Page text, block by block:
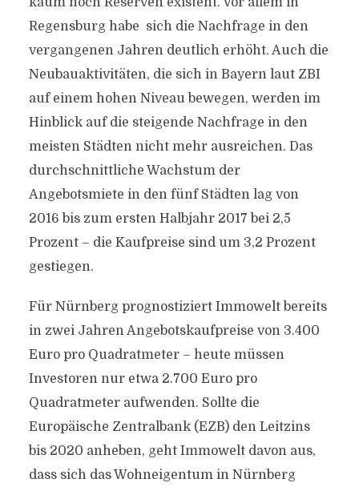
Regensburg habe sich die Nachfrage in den
vergangenen Jahren deutlich erhöht. Auch die
Neubauaktivitäten, die sich in Bayern laut ZBI
auf einem hohen Niveau bewegen, werden im
Hinblick auf die steigende Nachfrage in den
meisten Städten nicht mehr ausreichen. Das
durchschnittliche Wachstum der
Angebotsmiete in den fünf Städten lag von
2016 bis zum ersten Halbjahr 2017 bei 2,5
Prozent – die Kaufpreise sind um 3,2 Prozent
gestiegen.
Für Nürnberg prognostiziert Immowelt bereits
in zwei Jahren Angebotskaufpreise von 3.400
Euro pro Quadratmeter – heute müssen
Investoren nur etwa 2.700 Euro pro
Quadratmeter aufwenden. Sollte die
Europäische Zentralbank (EZB) den Leitzins
bis 2020 anheben, geht Immowelt davon aus,
dass sich das Wohneigentum in Nürnberg